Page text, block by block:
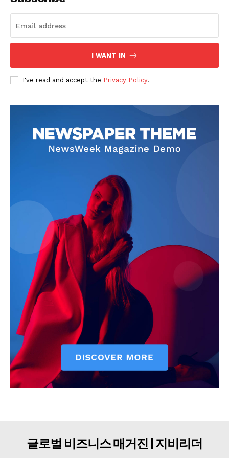
SUBSCRIBE NOW
Company
마이페이지
광고 및 제휴문의
구독자 의견
개인정보취급방침
청소년보호정책
I WANT IN
I've read and accept the Privacy Policy.
글로벌 비즈니스 매거진 | 지비리더